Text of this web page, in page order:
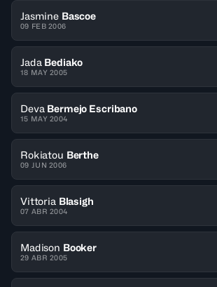
Jasmine Bascoe
09 FEB 2006
Jada Bediako
18 MAY 2005
Deva Bermejo Escribano
15 MAY 2004
Rokiatou Berthe
09 JUN 2006
Vittoria Blasigh
07 ABR 2004
Madison Booker
29 ABR 2005